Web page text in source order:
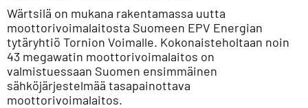
Wärtsilä on mukana rakentamassa uutta
moottorivoimalaitosta Suomeen EPV Energian
tytäryhtiö Tornion Voimalle. Kokonaisteholtaan noin
43 megawatin moottorivoimalaitos on
valmistuessaan Suomen ensimmäinen
sähköjärjestelmää tasapainottava
moottorivoimalaitos.